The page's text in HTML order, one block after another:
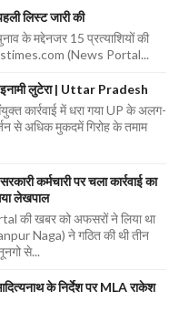
लिस्ट जारी की
के मद्देनजर 15 प्रत्याशियों की
(News Portal...
लुटेरा | Uttar Pradesh
कार्रवाई में धरा गया UP के अलग-
से अधिक मुकदमें गिरोह के तमाम
कर्मचारी पर चला कार्रवाई का
लेखपाल
की खबर को अफसरों ने लिया था
Naga) ने गठित की थी तीन
से...
के निर्देश पर MLA राकेश